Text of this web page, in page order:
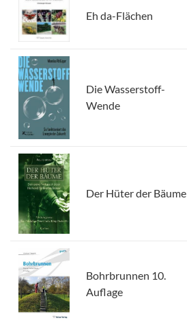
Eh da-Flächen
Die Wasserstoff-
Wende
Der Hüter der Bäume
Bohrbrunnen 10.
Auflage